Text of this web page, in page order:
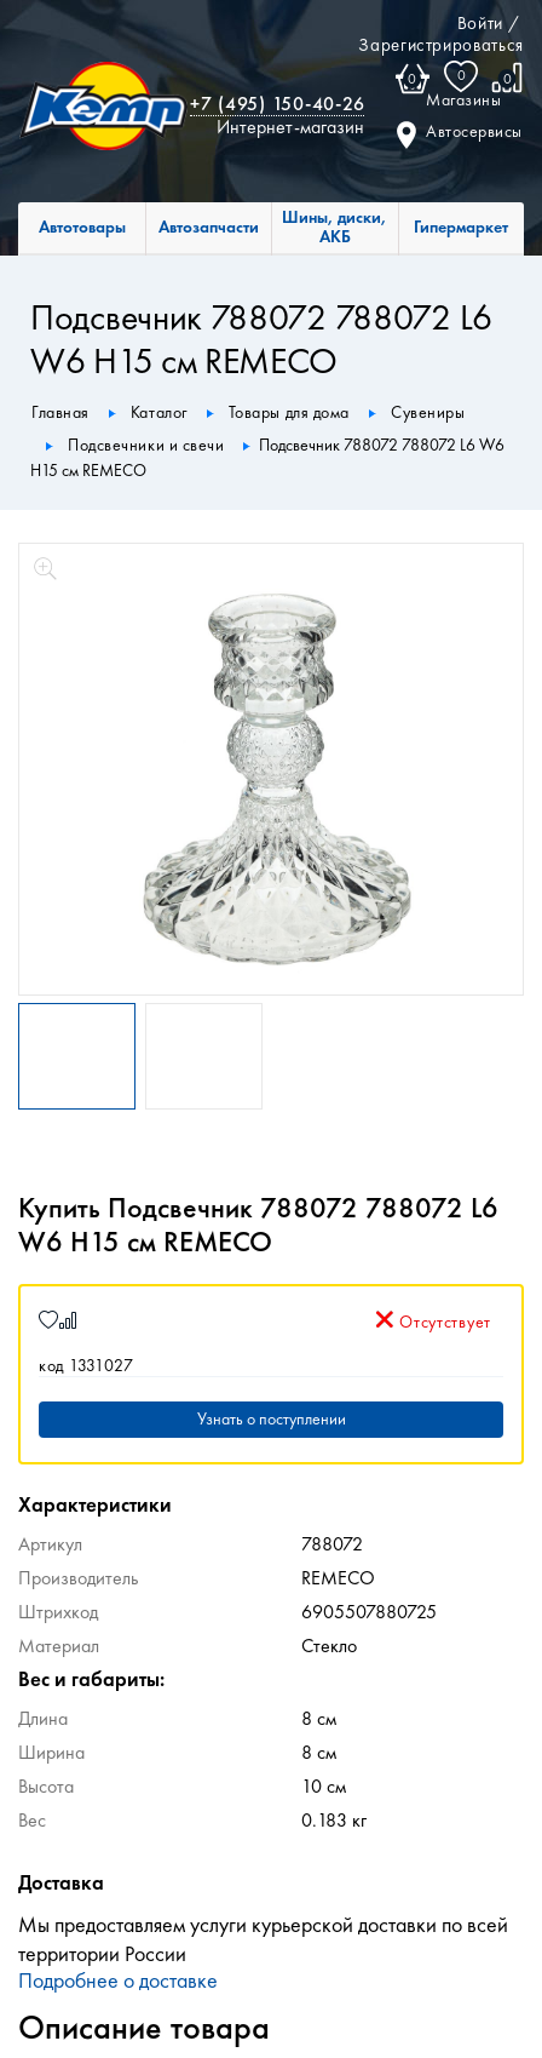
Войти /
Зарегистрироваться
0 0 0
Магазины
Автосервисы
+7 (495) 150-40-26
Интернет-магазин
Автотовары Автозапчасти
Шины, диски,
АКБ
Гипермаркет
Подсвечник 788072 788072 L6
W6 H15 см REMECO
Главная Каталог Товары для дома
Сувениры
Подсвечники и свечи
Подсвечник 788072 788072 L6 W6
H15 см REMECO
Купить Подсвечник 788072 788072 L6
W6 H15 см REMECO
код 1331027
Отсутствует
Узнать о поступлении
Характеристики
Артикул
788072
Производитель
REMECO
Штрихкод
6905507880725
Материал
Стекло
Вес и габариты:
Длина
8 см
Ширина
8 см
Высота
10 см
Вес
0.183 кг
Доставка
Мы предоставляем услуги курьерской доставки по всей
территории России
Подробнее о доставке
Описание товара